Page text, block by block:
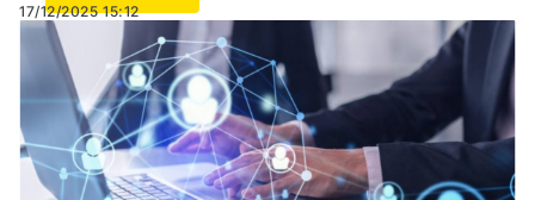
17/12/2025 15:12